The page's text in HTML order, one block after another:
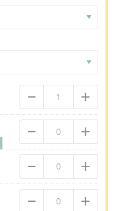
– +
– +
– +
– +